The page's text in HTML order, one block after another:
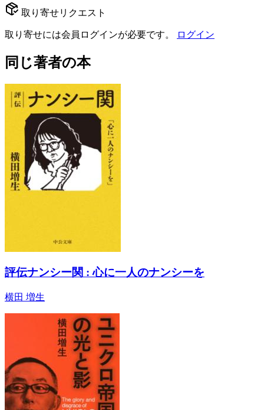
取り寄せリクエスト
取り寄せには会員ログインが必要です。 ログイン
同じ著者の本
評伝ナンシー関 : 心に一人のナンシーを
横田 増生